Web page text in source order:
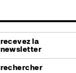
recevez la
newsletter
rechercher